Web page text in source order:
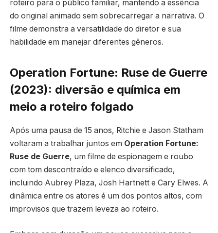
roteiro para o público familiar, mantendo a essência
do original animado sem sobrecarregar a narrativa. O
filme demonstra a versatilidade do diretor e sua
habilidade em manejar diferentes gêneros.
Operation Fortune: Ruse de Guerre
(2023): diversão e química em
meio a roteiro folgado
Após uma pausa de 15 anos, Ritchie e Jason Statham
voltaram a trabalhar juntos em Operation Fortune:
Ruse de Guerre, um filme de espionagem e roubo
com tom descontraído e elenco diversificado,
incluindo Aubrey Plaza, Josh Hartnett e Cary Elwes. A
dinâmica entre os atores é um dos pontos altos, com
improvisos que trazem leveza ao roteiro.